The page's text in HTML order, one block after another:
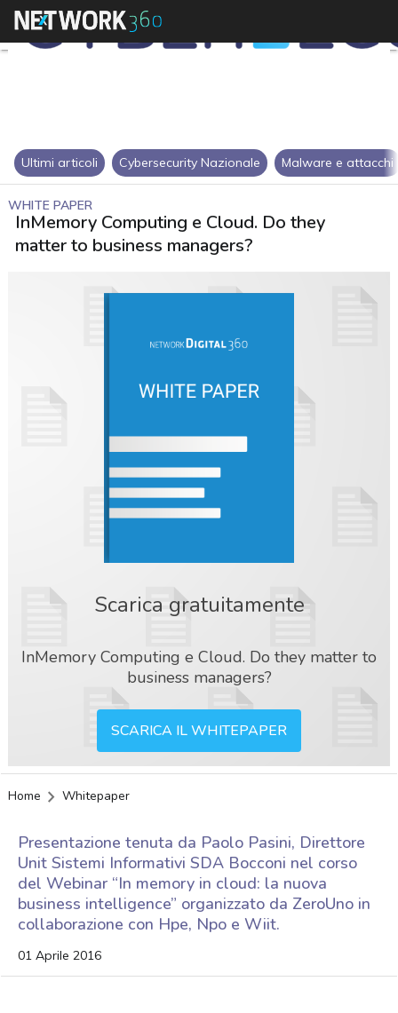
Ultimi articoli Cybersecurity Nazionale Malware e attacchi
WHITE PAPER
InMemory Computing e Cloud. Do they
matter to business managers?
Scarica gratuitamente
InMemory Computing e Cloud. Do they matter to
business managers?
SCARICA IL WHITEPAPER
Home Whitepaper
Presentazione tenuta da Paolo Pasini, Direttore
Unit Sistemi Informativi SDA Bocconi nel corso
del Webinar “In memory in cloud: la nuova
business intelligence” organizzato da ZeroUno in
collaborazione con Hpe, Npo e Wiit.
01 Aprile 2016